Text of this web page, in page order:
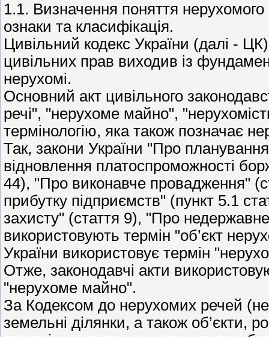
1.1. Визначення поняття
ознаки та класифікація.
Цивільний кодекс України (далі - ЦК)
цивільних прав виходив із
нерухомі.
Основний акт цивільного
речі", "нерухоме майно",
термінологію, яка також позначає
Так, закони України "Про
відновлення платоспроможності
44), "Про виконавче провадження"
прибутку підприємств" (пункт 5.1
захисту" (стаття 9), "Про
використовують термін "об’єкт
України використовує термін
Отже, законодавчі акти
"нерухоме майно".
За Кодексом до нерухомих речей
земельні ділянки, а також об’єкти,